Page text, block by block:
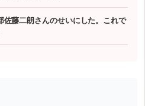
佐藤二朗さんのせいにした。これで